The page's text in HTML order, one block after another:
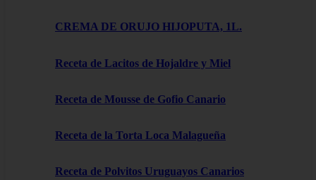
CREMA DE ORUJO HIJOPUTA, 1L.
Receta de Lacitos de Hojaldre y Miel
Receta de Mousse de Gofio Canario
Receta de la Torta Loca Malagueña
Receta de Polvitos Uruguayos Canarios